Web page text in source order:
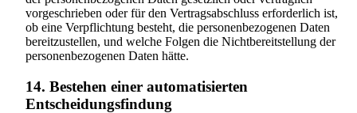
vorgeschrieben oder für den Vertragsabschluss erforderlich ist,
ob eine Verpflichtung besteht, die personenbezogenen Daten
bereitzustellen, und welche Folgen die Nichtbereitstellung der
personenbezogenen Daten hätte.
14. Bestehen einer automatisierten
Entscheidungsfindung